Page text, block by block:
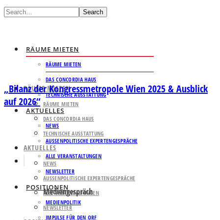
Search
RÄUME MIETEN
RÄUME MIETEN
DAS CONCORDIA HAUS
TECHNISCHE AUSSTATTUNG
AKTUELLES
NEWS
AUSSENPOLITISCHE EXPERTENGESPRÄCHE
ALLE VERANSTALTUNGEN
NEWSLETTER
POSITIONEN
MEDIENPOLITIK
IMPULSE FÜR DEN ORF
RÄUME MIETEN
RÄUME MIETEN
DAS CONCORDIA HAUS
TECHNISCHE AUSSTATTUNG
AKTUELLES
NEWS
AUSSENPOLITISCHE EXPERTENGESPRÄCHE
ALLE VERANSTALTUNGEN
NEWSLETTER
„Bilanz der Kongressmetropole Wien 2025 & Ausblick
auf 2026“
Mediengespräch